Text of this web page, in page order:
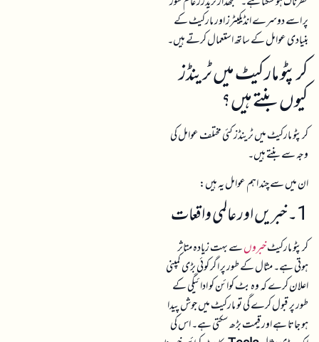
کرپٹو مارکیٹ میں ٹرینڈز
کیوں بنتے ہیں؟
کرپٹو مارکیٹ میں ٹرینڈز کئی مختلف عوامل کی
وجہ سے بنتے ہیں۔
ان میں سے چند اہم عوامل یہ ہیں:
1۔ خبریں اور عالمی واقعات
کرپٹو مارکیٹ خبروں
سے بہت زیادہ متاثر
ہوتی ہے۔ مثال کے طور پر اگر کوئی بڑی کمپنی
اعلان کرے کہ وہ بٹ کوائن کو ادائیگی کے
طور پر قبول کرے گی تو مارکیٹ میں جوش پیدا
ہو جاتا ہے اور قیمت بڑھ سکتی ہے۔ اس کی
ایک بڑی مثالTeslaکا بٹ کوائن خریدنا
تھا۔ جب یہ خبر آئی تو بٹ کوائن کی قیمت میں
نمایاں اضافہ ہوا۔